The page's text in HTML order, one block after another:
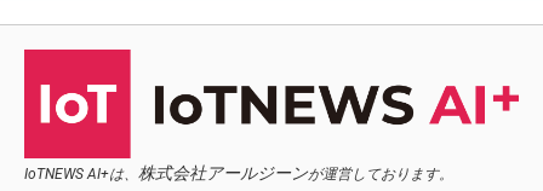
IoTNEWS AI+は、 株式会社アールジーンが運営しております。